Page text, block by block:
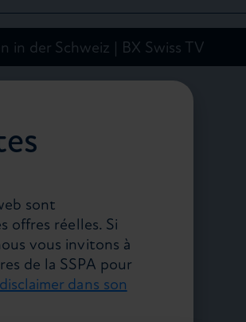
der Schweiz | BX Swiss TV
sont
offres réelles. Si
vous invitons à
de la SSPA pour
dans son